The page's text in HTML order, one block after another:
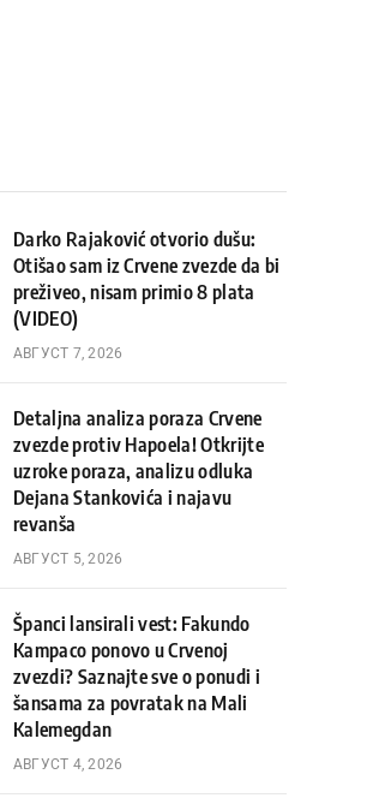
Darko Rajaković otvorio dušu:
Otišao sam iz Crvene zvezde da bi
preživeo, nisam primio 8 plata
(VIDEO)
АВГУСТ 7, 2026
Detaljna analiza poraza Crvene
zvezde protiv Hapoela! Otkrijte
uzroke poraza, analizu odluka
Dejana Stankovića i najavu
revanša
АВГУСТ 5, 2026
Španci lansirali vest: Fakundo
Kampaco ponovo u Crvenoj
zvezdi? Saznajte sve o ponudi i
šansama za povratak na Mali
Kalemegdan
АВГУСТ 4, 2026